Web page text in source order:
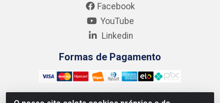
Facebook
YouTube
Linkedin
Formas de Pagamento